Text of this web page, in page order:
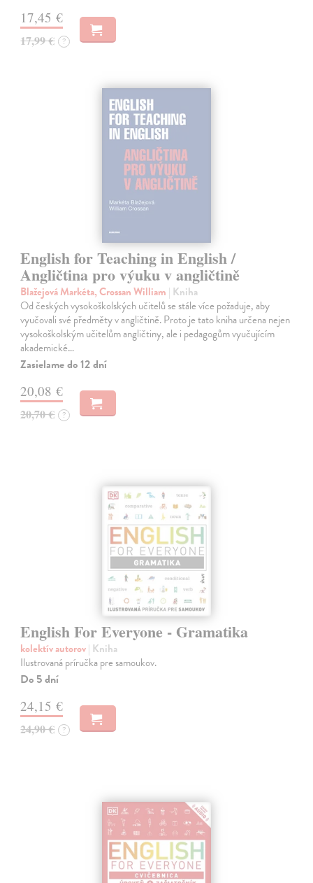
17,45 €
17,99 € ?
English for Teaching in English /
Angličtina pro výuku v angličtině
Blažejová Markéta, Crossan William | Kniha
Od českých vysokoškolských učitelů se stále více požaduje, aby
vyučovali své předměty v angličtině. Proto je tato kniha určena nejen
vysokoškolským učitelům angličtiny, ale i pedagogům vyučujícím
akademické…
Zasielame do 12 dní
20,08 €
20,70 € ?
English For Everyone - Gramatika
kolektív autorov| Kniha
Ilustrovaná príručka pre samoukov.
Do 5 dní
24,15 €
24,90 € ?